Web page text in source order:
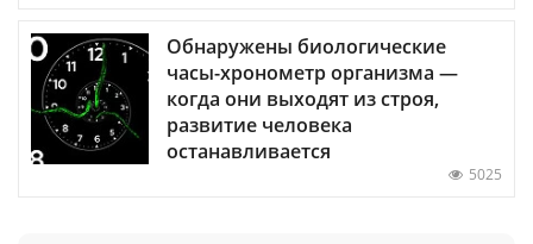
Обнаружены биологические
часы-хронометр организма —
когда они выходят из строя,
развитие человека
останавливается
5025